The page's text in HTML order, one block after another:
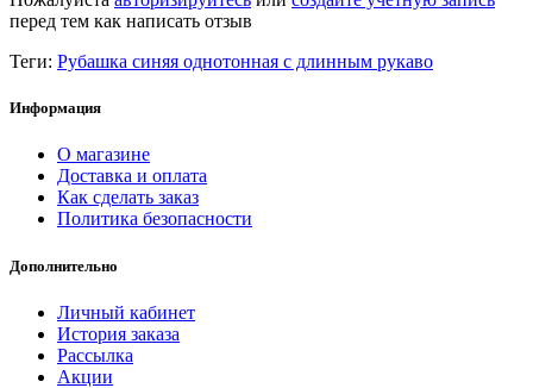
перед тем как написать отзыв
Теги: Рубашка синяя однотонная с длинным рукаво
Информация
О магазине
Доставка и оплата
Как сделать заказ
Политика безопасности
Дополнительно
Личный кабинет
История заказа
Рассылка
Акции